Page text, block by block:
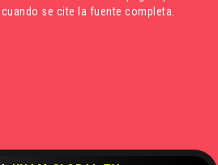
se cite la fuente completa.